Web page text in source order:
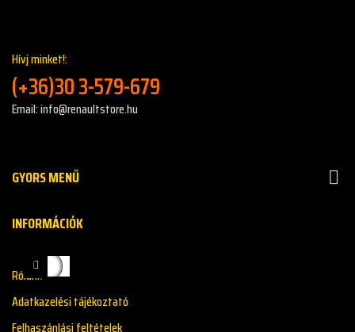
Hívj minket!:
(+36)30 3-579-679
Email: info@renaultstore.hu
GYORS MENŰ 
INFORMÁCIÓK
Rólunk
Adatkazelési tájékoztató
Felhaszánlási feltételek